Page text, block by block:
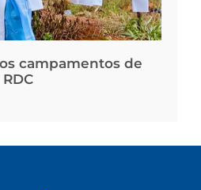
campamentos de